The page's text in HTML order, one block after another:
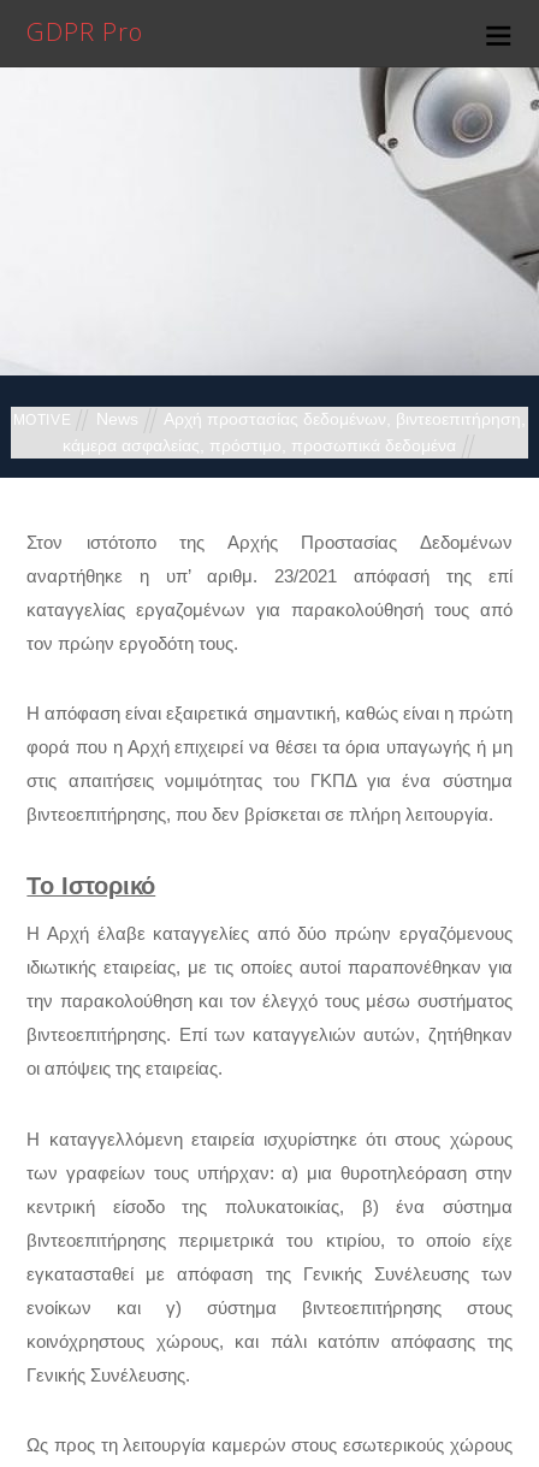
GDPR Pro
MOTIVE News Αρχή προστασίας δεδομένων βιντεοεπιτήρηση
κάμερα ασφαλείας
πρόστιμο προσωπικά δεδομένα
Στον ιστότοπο της Αρχής Προστασίας Δεδομένων
αναρτήθηκε η υπ’ αριθμ. 23/2021 απόφασή της επί
καταγγελίας εργαζομένων για παρακολούθησή τους από
τον πρώην εργοδότη τους.
Η απόφαση είναι εξαιρετικά σημαντική, καθώς είναι η πρώτη
φορά που η Αρχή επιχειρεί να θέσει τα όρια υπαγωγής ή μη
στις απαιτήσεις νομιμότητας του ΓΚΠΔ για ένα σύστημα
βιντεοεπιτήρησης, που δεν βρίσκεται σε πλήρη λειτουργία.
Το Ιστορικό
Η Αρχή έλαβε καταγγελίες από δύο πρώην εργαζόμενους
ιδιωτικής εταιρείας, με τις οποίες αυτοί παραπονέθηκαν για
την παρακολούθηση και τον έλεγχό τους μέσω συστήματος
βιντεοεπιτήρησης. Επί των καταγγελιών αυτών, ζητήθηκαν
οι απόψεις της εταιρείας.
Η καταγγελλόμενη εταιρεία ισχυρίστηκε ότι στους χώρους
των γραφείων τους υπήρχαν: α) μια θυροτηλεόραση στην
κεντρική είσοδο της πολυκατοικίας, β) ένα σύστημα
βιντεοεπιτήρησης περιμετρικά του κτιρίου, το οποίο είχε
εγκατασταθεί με απόφαση της Γενικής Συνέλευσης των
ενοίκων και γ) σύστημα βιντεοεπιτήρησης στους
κοινόχρηστους χώρους, και πάλι κατόπιν απόφασης της
Γενικής Συνέλευσης.
Ως προς τη λειτουργία καμερών στους εσωτερικούς χώρους